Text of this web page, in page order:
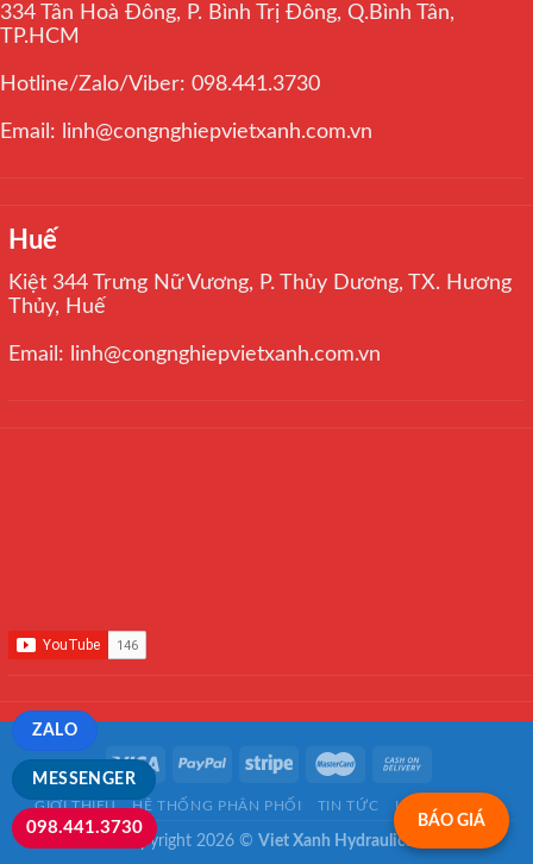
334 Tân Hoà Đông, P. Bình Trị Đông, Q.Bình Tân,
TP.HCM
Hotline/Zalo/Viber: 098.441.3730
Email: linh@congnghiepvietxanh.com.vn
Huế
Kiệt 344 Trưng Nữ Vương, P. Thủy Dương, TX. Hương
Thủy, Huế
Email: linh@congnghiepvietxanh.com.vn
BÁO GIÁ
GIỚI THIỆU HỆ THỐNG PHÂN PHỐI TIN TỨC LIÊN HỆ FAQ
Copyright 2026 © Viet Xanh Hydraulics
MESSENGER
ZALO
098.441.3730